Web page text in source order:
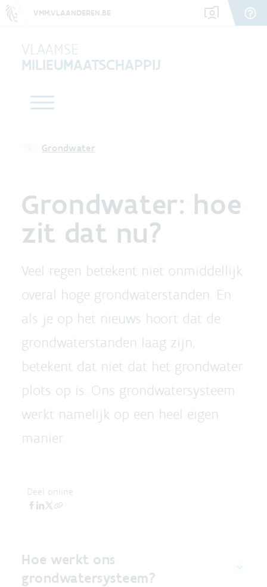
VMM.VLAANDEREN.BE
VLAAMSE
MILIEUMAATSCHAPPIJ
Grondwater
Grondwater: hoe
zit dat nu?
Veel regen betekent niet onmiddellijk
overal hoge grondwaterstanden. En
als je op het nieuws hoort dat de
grondwaterstanden laag zijn,
betekent dat niet dat het grondwater
plots op is. Ons grondwatersysteem
werkt namelijk op een heel eigen
manier.
Deel online
Hoe werkt ons
grondwatersysteem?